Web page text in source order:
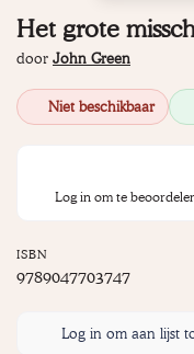
Het grote
door John Green
Niet beschikbaar
Log in om te
ISBN
9789047703747
Log in om aan lijst